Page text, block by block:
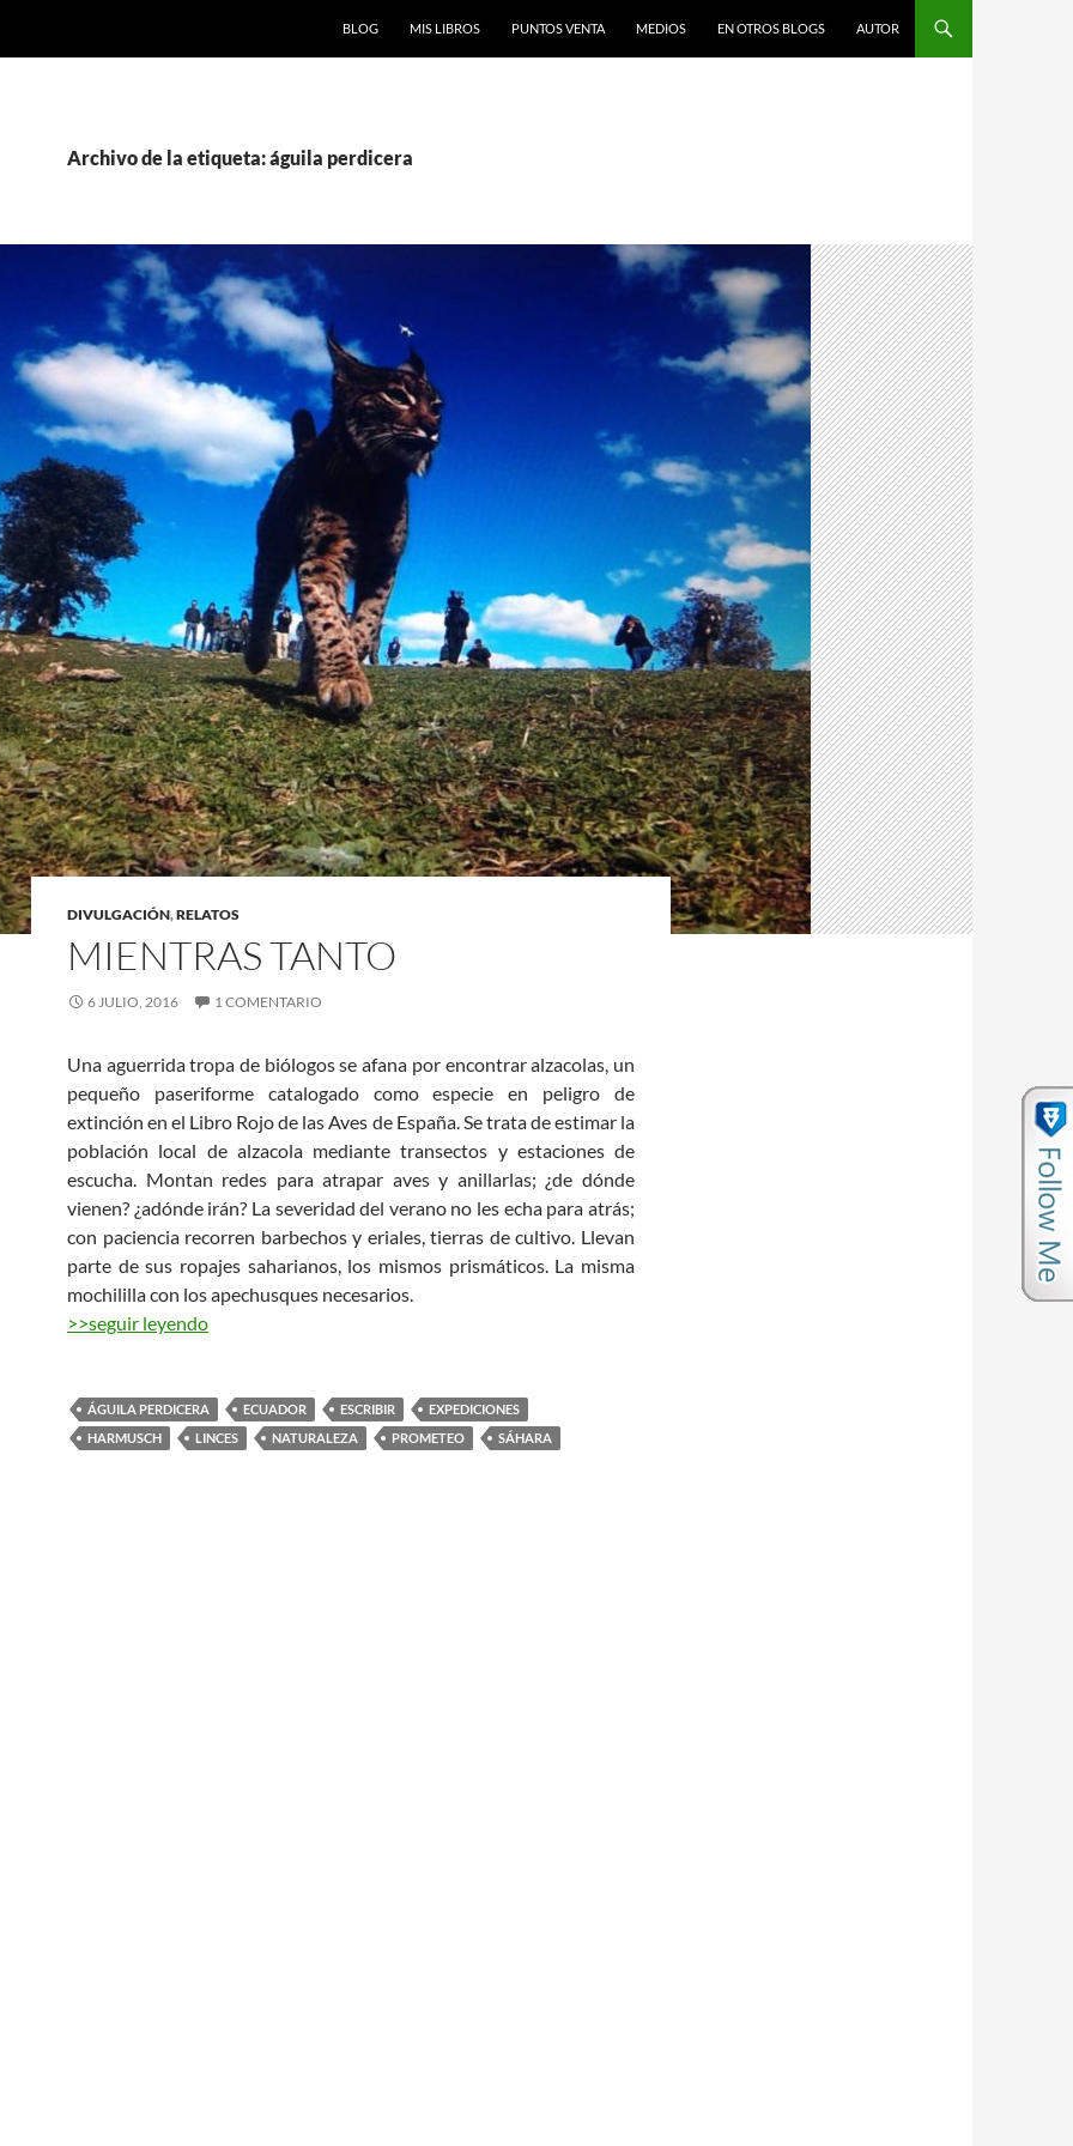
BLOG MIS LIBROS PUNTOS VENTA MEDIOS EN OTROS BLOGS AUTOR
Archivo de la etiqueta: águila perdicera
DIVULGACIÓN,RELATOS
MIENTRAS TANTO
6 JULIO, 2016 1 COMENTARIO
Una aguerrida tropa de biólogos se afana por encontrar alzacolas, un
pequeño paseriforme catalogado como especie en peligro de
extinción en el Libro Rojo de las Aves de España. Se trata de estimar la
población local de alzacola mediante transectos y estaciones de
escucha. Montan redes para atrapar aves y anillarlas; ¿de dónde
vienen? ¿adónde irán? La severidad del verano no les echa para atrás;
con paciencia recorren barbechos y eriales, tierras de cultivo. Llevan
parte de sus ropajes saharianos, los mismos prismáticos. La misma
mochililla con los apechusques necesarios.
>>seguir leyendo
ÁGUILA PERDICERA ECUADOR ESCRIBIR
EXPEDICIONES
HARMUSCH
LINCES NATURALEZA PROMETEO SÁHARA